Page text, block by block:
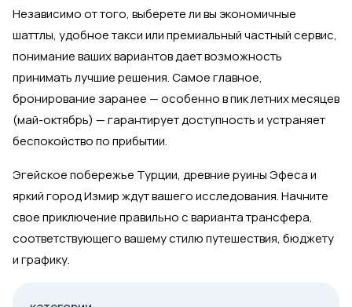
Независимо от того, выберете ли вы экономичные
шаттлы, удобное такси или премиальный частный сервис,
понимание ваших вариантов дает возможность
принимать лучшие решения. Самое главное,
бронирование заранее — особенно в пик летних месяцев
(май-октябрь) — гарантирует доступность и устраняет
беспокойство по прибытии.
Эгейское побережье Турции, древние руины Эфеса и
яркий город Измир ждут вашего исследования. Начните
свое приключение правильно с варианта трансфера,
соответствующего вашему стилю путешествия, бюджету
и графику.